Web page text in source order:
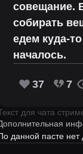
совещание.
собирать
едем куда-
началось.
37 7
для чата
данной пасте